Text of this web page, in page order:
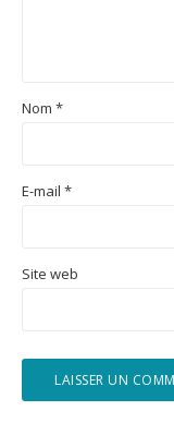
Nom *
E-mail *
Site web